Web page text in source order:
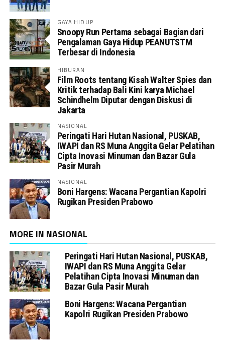
GAYA HIDUP
Snoopy Run Pertama sebagai Bagian dari
Pengalaman Gaya Hidup PEANUTSTM
Terbesar di Indonesia
HIBURAN
Film Roots tentang Kisah Walter Spies dan
Kritik terhadap Bali Kini karya Michael
Schindhelm Diputar dengan Diskusi di
Jakarta
NASIONAL
Peringati Hari Hutan Nasional, PUSKAB,
IWAPI dan RS Muna Anggita Gelar Pelatihan
Cipta Inovasi Minuman dan Bazar Gula
Pasir Murah
NASIONAL
Boni Hargens: Wacana Pergantian Kapolri
Rugikan Presiden Prabowo
MORE IN NASIONAL
Peringati Hari Hutan Nasional, PUSKAB,
IWAPI dan RS Muna Anggita Gelar
Pelatihan Cipta Inovasi Minuman dan
Bazar Gula Pasir Murah
Boni Hargens: Wacana Pergantian
Kapolri Rugikan Presiden Prabowo